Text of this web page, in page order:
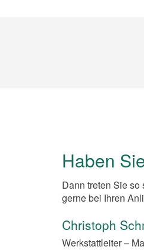
Haben
Dann treten Sie
gerne bei Ihren
Christoph
Werkstattleiter –